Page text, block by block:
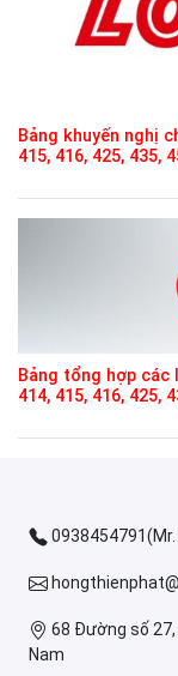
Bảng khuyến nghị
415, 416, 425, 435,
Bảng tổng hợp các
414, 415, 416, 425,
68 Đường số 27,
Nam